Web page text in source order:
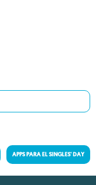
APPS PARA EL SINGLES' DAY